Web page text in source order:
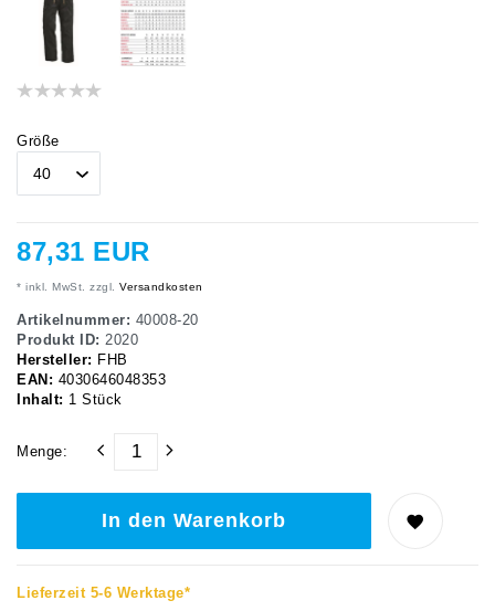
Größe
87,31 EUR
* inkl. MwSt. zzgl. Versandkosten
Artikelnummer: 40008-20
Produkt ID: 2020
Hersteller: FHB
EAN: 4030646048353
Inhalt: 1 Stück
Menge:
In den Warenkorb
Lieferzeit 5-6 Werktage*